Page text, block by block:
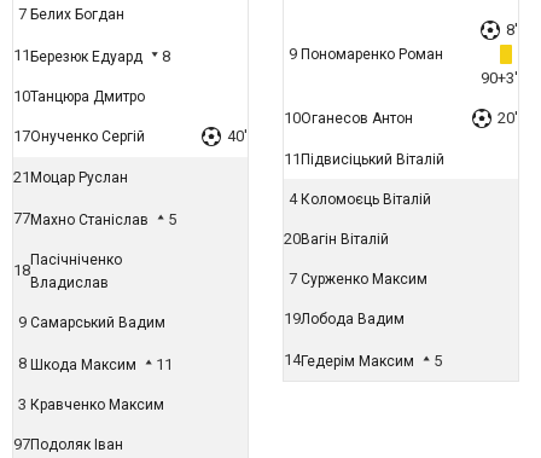
7 Белих Богдан
11Березюк Едуард 8
10Танцюра Дмитро
17Онученко Сергій 40'
21Моцар Руслан
77Махно Станіслав 5
18
Пасічніченко
Владислав
9 Самарський Вадим
8 Шкода Максим 11
3 Кравченко Максим
97Подоляк Іван
9 Пономаренко Роман
8'
90+3'
10Оганесов Антон 20'
11Підвисіцький Віталій
4 Коломоєць Віталій
20Вагін Віталій
7 Сурженко Максим
19Лобода Вадим
14Гедерім Максим 5